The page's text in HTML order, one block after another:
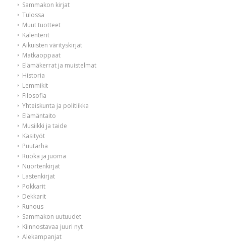
Sammakon kirjat
Tulossa
Muut tuotteet
Kalenterit
Aikuisten värityskirjat
Matkaoppaat
Elämäkerrat ja muistelmat
Historia
Lemmikit
Filosofia
Yhteiskunta ja politiikka
Elämäntaito
Musiikki ja taide
Käsityöt
Puutarha
Ruoka ja juoma
Nuortenkirjat
Lastenkirjat
Pokkarit
Dekkarit
Runous
Sammakon uutuudet
Kiinnostavaa juuri nyt
Alekampanjat